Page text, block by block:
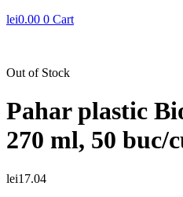
lei0.00 0 Cart
Out of Stock
Pahar plastic
270 ml, 50 buc/
lei17.04